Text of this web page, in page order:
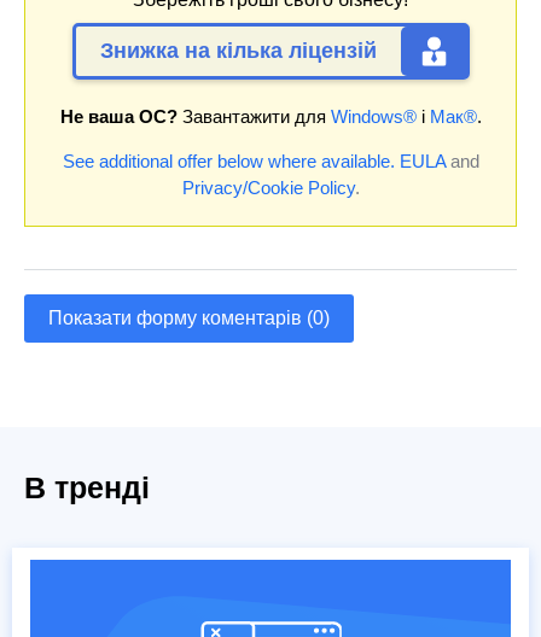
Знижка на кілька ліцензій
Не ваша ОС?Завантажити для Windows®і Мак®.
See additional offer below where available. EULAand
Privacy/Cookie Policy.
Показати форму коментарів (0)
В тренді